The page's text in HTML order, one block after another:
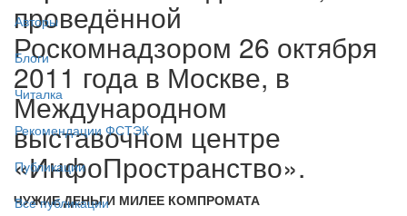
Авторы
Блоги
Читалка
Рекомендации ФСТЭК
Публикации
Все публикации
проведённой
Роскомнадзором 26 октября
2011 года в Москве, в
Международном
выставочном центре
«ИнфоПространство».
ЧУЖИЕ ДЕНЬГИ МИЛЕЕ КОМПРОМАТА